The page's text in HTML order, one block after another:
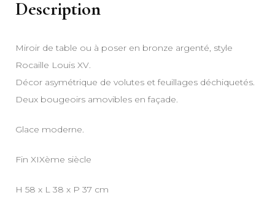
Description
Miroir de table ou à poser en bronze argenté, style
Rocaille Louis XV.
Décor asymétrique de volutes et feuillages déchiquetés.
Deux bougeoirs amovibles en façade.
Glace moderne.
Fin XIXème siècle
H 58 x L 38 x P 37 cm